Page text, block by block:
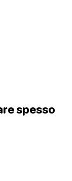
spesso